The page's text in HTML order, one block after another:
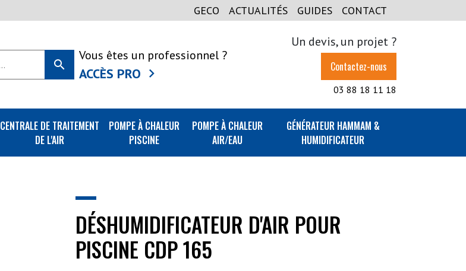
GECO ACTUALITÉS GUIDES CONTACT
search
Vous êtes un professionnel ?
ACCÈS PRO
Un devis, un projet ?
Contactez-nous
03 88 18 11 18
CENTRALE DE TRAITEMENT
DE L'AIR
POMPE À CHALEUR
PISCINE
POMPE À CHALEUR
AIR/EAU
GÉNÉRATEUR HAMMAM &
HUMIDIFICATEUR
DÉSHUMIDIFICATEUR D'AIR POUR
PISCINE CDP 165